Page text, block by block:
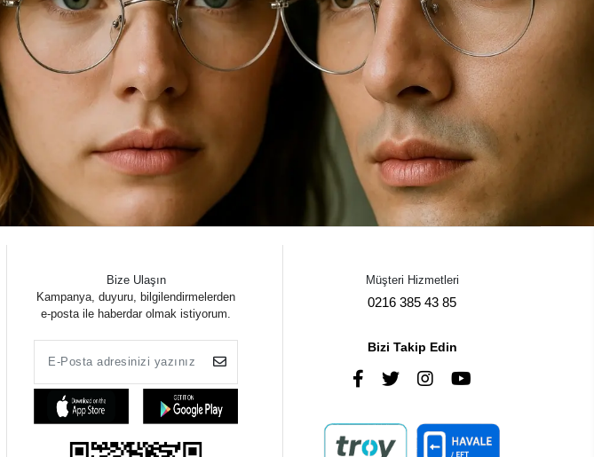
Bize Ulaşın
Kampanya, duyuru, bilgilendirmelerden
e-posta ile haberdar olmak istiyorum.
Müşteri Hizmetleri
0216 385 43 85
Bizi Takip Edin